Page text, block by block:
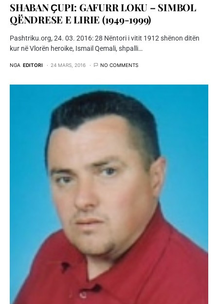
SHABAN ҪUPI: GAFURR LOKU – SIMBOL
QËNDRESE E LIRIE (1949-1999)
Pashtriku.org, 24. 03. 2016: 28 Nëntori i vitit 1912 shënon ditën
kur në Vlorën heroike, Ismail Qemali, shpalli…
NGA EDITORI 24 MARS, 2016 NO COMMENTS